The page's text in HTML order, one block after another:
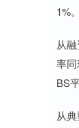
1%。
从
率
BS
从